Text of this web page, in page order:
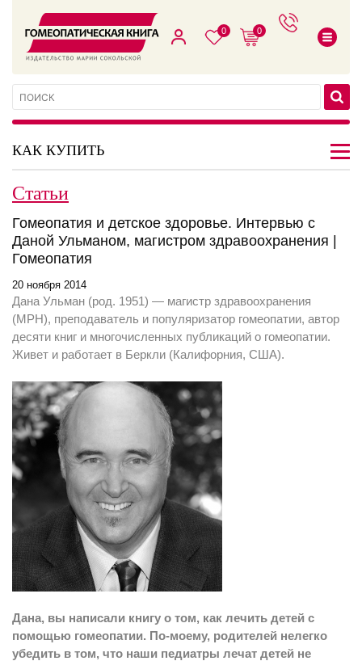
0 0
КАК КУПИТЬ
Статьи
Гомеопатия и детское здоровье. Интервью с
Даной Ульманом, магистром здравоохранения |
Гомеопатия
20 ноября 2014
Дана Ульман (род. 1951) — магистр здравоохранения
(MPH), преподаватель и популяризатор гомеопатии, автор
десяти книг и многочисленных публикаций о гомеопатии.
Живет и работает в Беркли (Калифорния, США).
Дана, вы написали книгу о том, как лечить детей с
помощью гомеопатии. По-моему, родителей нелегко
убедить в том, что наши педиатры лечат детей не